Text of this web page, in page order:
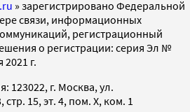
» зарегистрировано Федеральной
связи, информационных
регистрационный
о регистрации: серия Эл №
г.
123022, г. Москва, ул.
15, эт. 4, пом. X, ком. 1